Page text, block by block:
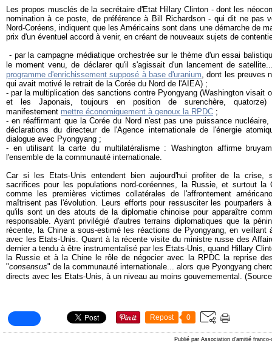
Les propos musclés de la secrétaire d'Etat Hillary Clinton - dont les
nomination à ce poste, de préférence à Bill Richardson - qui dit ne pas
Nord-Coréens, indiquent que les Américains sont dans une démarche de
prix d'un éventuel accord à venir, en créant de nouveaux sujets de
- par la campagne médiatique orchestrée sur le thème d'un essai
le moment venu, de déclarer qu'il s'agissait d'un lancement de
programme d'enrichissement supposé à base d'uranium, dont les preuves
qui avait motivé le retrait de la Corée du Nord de l'AIEA) ;
- par la multiplication des sanctions contre Pyongyang (Washington visait
et les Japonais, toujours en position de surenchère,
manifestement mettre économiquement à genoux la RPDC ;
- en réaffirmant que la Corée du Nord n'est pas une puissance
déclarations du directeur de l'Agence internationale de l'énergie
dialogue avec Pyongyang ;
- en utilisant la carte du multilatéralisme : Washington affirme
l'ensemble de la communauté internationale.
Car si les Etats-Unis entendent bien aujourd'hui profiter de la crise,
sacrifices pour les populations nord-coréennes, la Russie, et surtout la
comme les premières victimes collatérales de l'affrontement
maîtrisent pas l'évolution. Leurs efforts pour ressusciter les pourparlers
qu'ils sont un des atouts de la diplomatie chinoise pour apparaître
responsable. Ayant privilégié d'autres terrains diplomatiques que la
récente, la Chine a sous-estimé les réactions de Pyongyang, en veillant
avec les Etats-Unis. Quant à la récente visite du ministre russe des
dernier a tendu à être instrumentalisé par les Etats-Unis, quand Hillary
la Russie et à la Chine le rôle de négocier avec la RPDC la reprise
"consensus" de la communauté internationale... alors que Pyongyang
directs avec les Etats-Unis, à un niveau au moins gouvernemental.
Repost 0
Publié par Association d'amitié franco-